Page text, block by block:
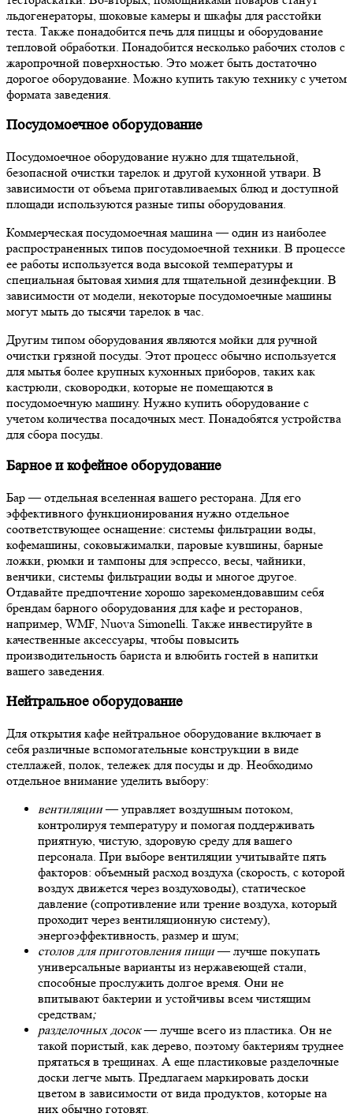
льдогенераторы, шоковые камеры и шкафы для расстойки
теста. Также понадобится печь для пиццы и оборудование
тепловой обработки. Понадобится несколько рабочих столов с
жаропрочной поверхностью. Это может быть достаточно
дорогое оборудование. Можно купить такую технику с учетом
формата заведения.
Посудомоечное оборудование
Посудомоечное оборудование нужно для тщательной,
безопасной очистки тарелок и другой кухонной утвари. В
зависимости от объема приготавливаемых блюд и доступной
площади используются разные типы оборудования.
Коммерческая посудомоечная машина — один из наиболее
распространенных типов посудомоечной техники. В процессе
ее работы используется вода высокой температуры и
специальная бытовая химия для тщательной дезинфекции. В
зависимости от модели, некоторые посудомоечные машины
могут мыть до тысячи тарелок в час.
Другим типом оборудования являются мойки для ручной
очистки грязной посуды. Этот процесс обычно используется
для мытья более крупных кухонных приборов, таких как
кастрюли, сковородки, которые не помещаются в
посудомоечную машину. Нужно купить оборудование с
учетом количества посадочных мест. Понадобятся устройства
для сбора посуды.
Барное и кофейное оборудование
Бар — отдельная вселенная вашего ресторана. Для его
эффективного функционирования нужно отдельное
соответствующее оснащение: системы фильтрации воды,
кофемашины, соковыжималки, паровые кувшины, барные
ложки, рюмки и тампоны для эспрессо, весы, чайники,
венчики, системы фильтрации воды и многое другое.
Отдавайте предпочтение хорошо зарекомендовавшим себя
брендам барного оборудования для кафе и ресторанов
например, WMF, Nuova Simonelli. Также инвестируйте в
качественные аксессуары, чтобы повысить
производительность бариста и влюбить гостей в напитки
вашего заведения.
Нейтральное оборудование
Для открытия кафе нейтральное оборудование включает в
себя различные вспомогательные конструкции в виде
стеллажей, полок, тележек для посуды и др. Необходимо
отдельное внимание уделить выбору:
вентиляции— управляет воздушным потоком,
контролируя температуру и помогая поддерживать
приятную, чистую, здоровую среду для вашего
персонала. При выборе вентиляции учитывайте пять
факторов: объемный расход воздуха (скорость, с которой
воздух движется через воздуховоды), статическое
давление (сопротивление или трение воздуха, который
проходит через вентиляционную систему),
энергоэффективность, размер и шум;
столов для приготовления пищи— лучше покупать
универсальные варианты из нержавеющей стали,
способные прослужить долгое время. Они не
впитывают бактерии и устойчивы всем чистящим
средствам;
разделочных досок— лучше всего из пластика. Он не
такой пористый, как дерево, поэтому бактериям труднее
прятаться в трещинах. А еще пластиковые разделочные
доски легче мыть. Предлагаем маркировать доски
цветом в зависимости от вида продуктов, которые на
них обычно готовят.